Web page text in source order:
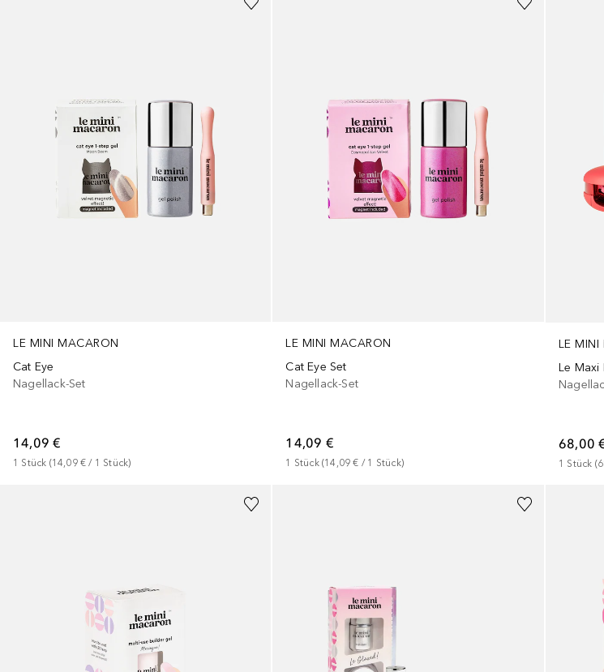
LE MINI MACARON
Cat Eye
Nagellack-Set
14,09 €
1 Stück (14,09 € / 1 Stück)
LE MINI MACARON
Cat Eye Set
Nagellack-Set
14,09 €
1 Stück (14,09 € / 1 Stück)
LE MINI
68,00
1 Stück (